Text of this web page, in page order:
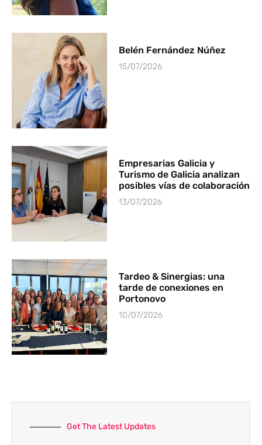
Belén Fernández Núñez
15/07/2026
Empresarias Galicia y
Turismo de Galicia analizan
posibles vías de colaboración
13/07/2026
Tardeo & Sinergias: una
tarde de conexiones en
Portonovo
10/07/2026
Get The Latest Updates